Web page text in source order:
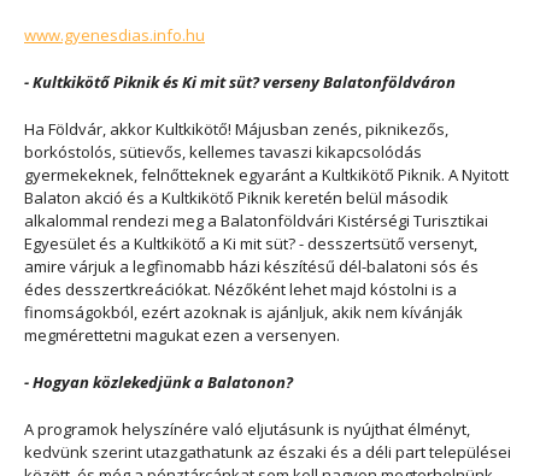
www.gyenesdias.info.hu
- Kultkikötő Piknik és Ki mit süt? verseny Balatonföldváron
Ha Földvár, akkor Kultkikötő! Májusban zenés, piknikezős,
borkóstolós, sütievős, kellemes tavaszi kikapcsolódás
gyermekeknek, felnőtteknek egyaránt a Kultkikötő Piknik. A Nyitott
Balaton akció és a Kultkikötő Piknik keretén belül második
alkalommal rendezi meg a Balatonföldvári Kistérségi Turisztikai
Egyesület és a Kultkikötő a Ki mit süt? - desszertsütő versenyt,
amire várjuk a legfinomabb házi készítésű dél-balatoni sós és
édes desszertkreációkat. Nézőként lehet majd kóstolni is a
finomságokból, ezért azoknak is ajánljuk, akik nem kívánják
megmérettetni magukat ezen a versenyen.
- Hogyan közlekedjünk a Balatonon?
A programok helyszínére való eljutásunk is nyújthat élményt,
kedvünk szerint utazgathatunk az északi és a déli part települései